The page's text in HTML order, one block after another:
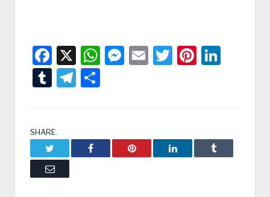
Facebook
X WhatsApp
Messenger
EmailTwitter
TumblrTelegram
SHARE.
Facebook Pinterest LinkedIn Tumblr
Email